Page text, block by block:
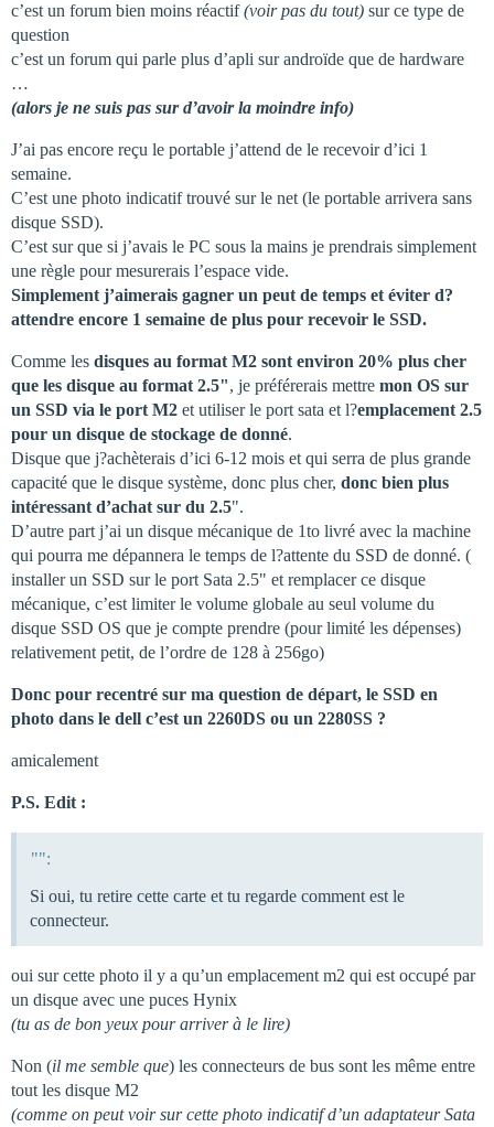
c’est un forum bien moins réactif(voir pas du tout) sur ce type de
question
c’est un forum qui parle plus d’apli sur androïde que de hardware
…
(alors je ne suis pas sur d’avoir la moindre info)
J’ai pas encore reçu le portable j’attend de le recevoir d’ici 1
semaine.
C’est une photo indicatif trouvé sur le net (le portable arrivera sans
disque SSD).
C’est sur que si j’avais le PC sous la mains je prendrais simplement
une règle pour mesurerais l’espace vide.
Simplement j’aimerais gagner un peut de temps et éviter d?
attendre encore 1 semaine de plus pour recevoir le SSD.
Comme les disques au format M2 sont environ 20% plus cher
que les disque au format 2.5", je préférerais mettre mon OS sur
un SSD via le port M2 et utiliser le port sata et l?emplacement 2.5
pour un disque de stockage de donné.
Disque que j?achèterais d’ici 6-12 mois et qui serra de plus grande
capacité que le disque système, donc plus cher, donc bien plus
intéressant d’achat sur du 2.5".
D’autre part j’ai un disque mécanique de 1to livré avec la machine
qui pourra me dépannera le temps de l?attente du SSD de donné. (
installer un SSD sur le port Sata 2.5" et remplacer ce disque
mécanique, c’est limiter le volume globale au seul volume du
disque SSD OS que je compte prendre (pour limité les dépenses)
relativement petit, de l’ordre de 128 à 256go)
Donc pour recentré sur ma question de départ, le SSD en
photo dans le dell c’est un 2260DS ou un 2280SS ?
amicalement
P.S. Edit :
"":
Si oui, tu retire cette carte et tu regarde comment est le
connecteur.
oui sur cette photo il y a qu’un emplacement m2 qui est occupé par
un disque avec une puces Hynix
(tu as de bon yeux pour arriver à le lire)
Non (il me semble que) les connecteurs de bus sont les même entre
tout les disque M2
(comme on peut voir sur cette photo indicatif d’un adaptateur Sata